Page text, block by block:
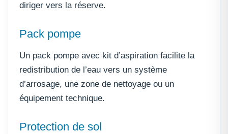
diriger vers la réserve.
Pack pompe
Un pack pompe avec kit d’aspiration facilite la
redistribution de l’eau vers un système
d’arrosage, une zone de nettoyage ou un
équipement technique.
Protection de sol